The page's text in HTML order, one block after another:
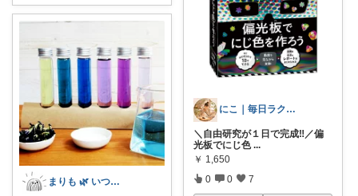
まりも 🌿 いつもありがとうございます
にこ｜毎日ラクに🍀
＼自由研究が１日で完成‼️／偏
光板でにじ色 ...
￥ 1,650
0 0 7